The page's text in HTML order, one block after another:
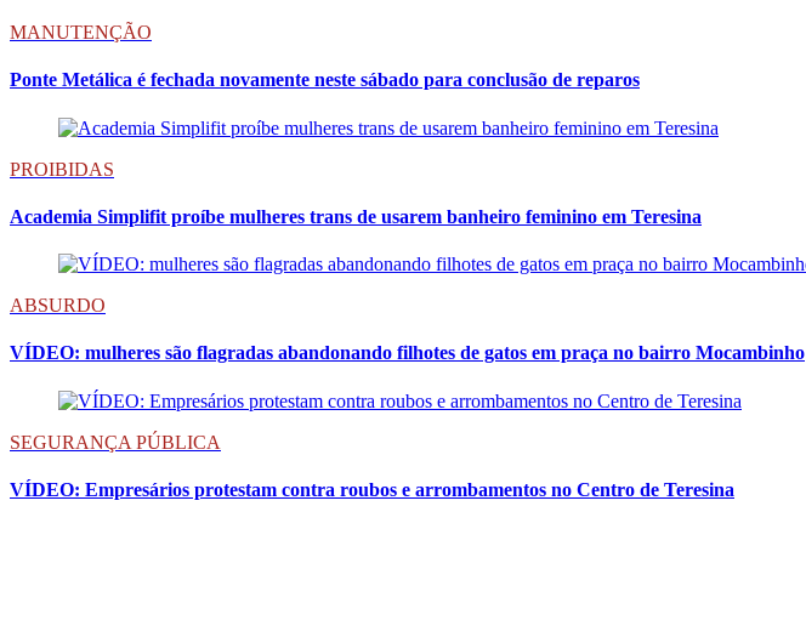
MANUTENÇÃO
Ponte Metálica é fechada novamente neste sábado para conclusão de reparos
PROIBIDAS
Academia Simplifit proíbe mulheres trans de usarem banheiro feminino em Teresina
ABSURDO
VÍDEO: mulheres são flagradas abandonando filhotes de gatos em praça no bairro Mocambinho
SEGURANÇA PÚBLICA
VÍDEO: Empresários protestam contra roubos e arrombamentos no Centro de Teresina